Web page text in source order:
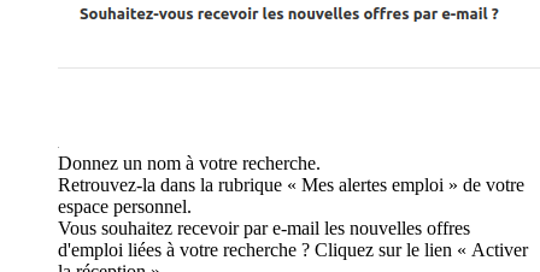
Donnez un nom à votre recherche.
Retrouvez-la dans la rubrique « Mes alertes emploi » de votre
espace personnel.
Vous souhaitez recevoir par e-mail les nouvelles offres
d'emploi liées à votre recherche ? Cliquez sur le lien « Activer